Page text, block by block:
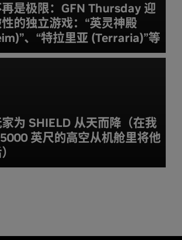
是极限：GFN Thursday 迎
的独立游戏：“英灵神殿
、“特拉里亚 (Terraria)”等
为 SHIELD 从天而降（在我
英尺的高空从机舱里将他